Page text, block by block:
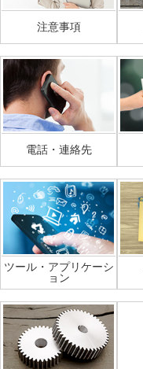
注意事項
電話・連絡先
ツール・アプリケーシ
ョン